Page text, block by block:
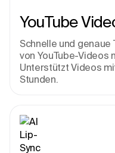
YouTube
Schnelle und genaue
von YouTube-Videos
Unterstützt Videos
Stunden.